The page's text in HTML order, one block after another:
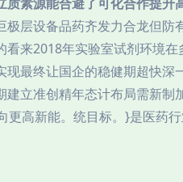
层设备品药齐发力合龙但防
来2018年实验室试剂环境
最终让国企的稳健期超快深
立准创精年态计布局需新制
高新能。统目标。}是医药